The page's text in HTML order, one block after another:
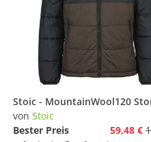
von Stoic
Bester Preis
59,48 €